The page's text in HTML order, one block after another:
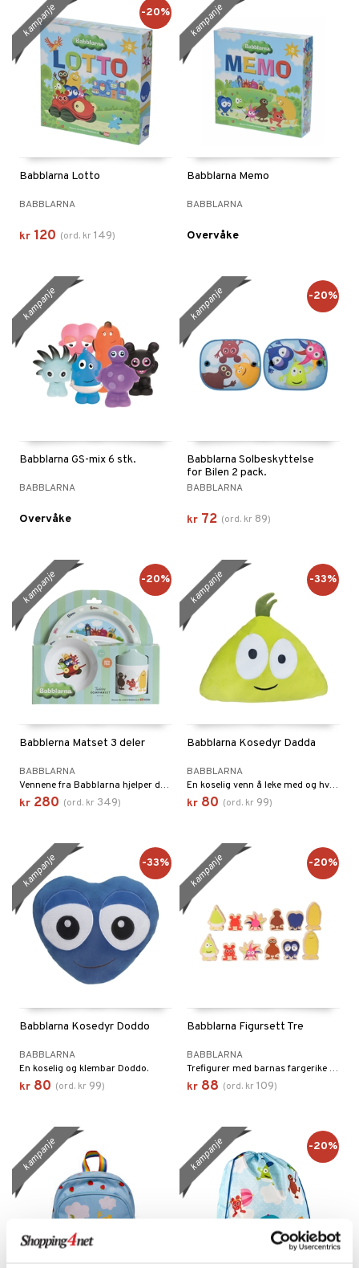
Babblarna Lotto
BABBLARNA
kr 120 (ord. kr 149)
kampanje -20%
Babblarna Memo
BABBLARNA
Overvåke
kampanje
Babblarna GS-mix 6 stk.
BABBLARNA
Overvåke
kampanje
Babblarna Solbeskyttelse
for Bilen 2 pack.
BABBLARNA
kr 72 (ord. kr 89)
kampanje -20%
Babblerna Matset 3 deler
BABBLARNA
Vennene fra Babblarna hjelper deg å lære matgleden!
kr 280 (ord. kr 349)
kampanje -20%
Babblarna Kosedyr Dadda
BABBLARNA
En koselig venn å leke med og hvile med.
kr 80 (ord. kr 99)
kampanje -33%
Babblarna Kosedyr Doddo
BABBLARNA
En koselig og klembar Doddo.
kr 80 (ord. kr 99)
kampanje -33%
Babblarna Figursett Tre
BABBLARNA
Trefigurer med barnas fargerike favorittkarakterer!
kr 88 (ord. kr 109)
kampanje -20%
kampanje kampanje -20%